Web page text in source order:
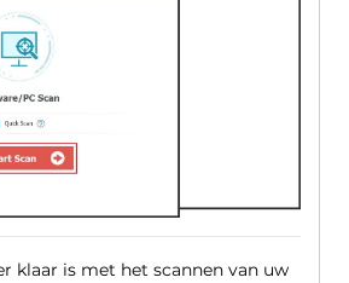
klaar is met het scannen van uw